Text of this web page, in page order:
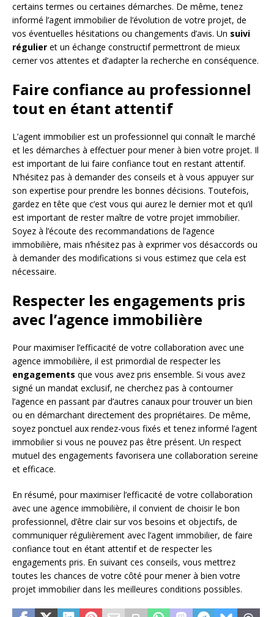
certains termes ou certaines démarches. De même, tenez
informé l’agent immobilier de l’évolution de votre projet, de
vos éventuelles hésitations ou changements d’avis. Un suivi
régulier et un échange constructif permettront de mieux
cerner vos attentes et d’adapter la recherche en conséquence.
Faire confiance au professionnel
tout en étant attentif
L’agent immobilier est un professionnel qui connaît le marché
et les démarches à effectuer pour mener à bien votre projet. Il
est important de lui faire confiance tout en restant attentif.
N’hésitez pas à demander des conseils et à vous appuyer sur
son expertise pour prendre les bonnes décisions. Toutefois,
gardez en tête que c’est vous qui aurez le dernier mot et qu’il
est important de rester maître de votre projet immobilier.
Soyez à l’écoute des recommandations de l’agence
immobilière, mais n’hésitez pas à exprimer vos désaccords ou
à demander des modifications si vous estimez que cela est
nécessaire.
Respecter les engagements pris
avec l’agence immobilière
Pour maximiser l’efficacité de votre collaboration avec une
agence immobilière, il est primordial de respecter les
engagements que vous avez pris ensemble. Si vous avez
signé un mandat exclusif, ne cherchez pas à contourner
l’agence en passant par d’autres canaux pour trouver un bien
ou en démarchant directement des propriétaires. De même,
soyez ponctuel aux rendez-vous fixés et tenez informé l’agent
immobilier si vous ne pouvez pas être présent. Un respect
mutuel des engagements favorisera une collaboration sereine
et efficace.
En résumé, pour maximiser l’efficacité de votre collaboration
avec une agence immobilière, il convient de choisir le bon
professionnel, d’être clair sur vos besoins et objectifs, de
communiquer régulièrement avec l’agent immobilier, de faire
confiance tout en étant attentif et de respecter les
engagements pris. En suivant ces conseils, vous mettrez
toutes les chances de votre côté pour mener à bien votre
projet immobilier dans les meilleures conditions possibles.